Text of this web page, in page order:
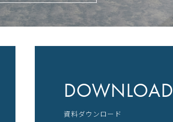
DOWNLOAD
資料ダウンロード